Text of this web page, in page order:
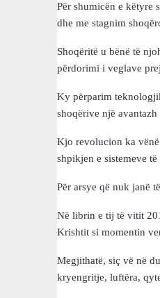
Për shumicën e këtyre
dhe me stagnim
Shoqëritë u bënë të
përdorimi i veglave
Ky përparim
shoqërive një
Kjo revolucion ka
shpikjen e sistemeve
Për arsye që nuk janë
Në librin e tij të vitit
Krishtit si momentin
Megjithatë, siç vë në
kryengritje, luftëra,